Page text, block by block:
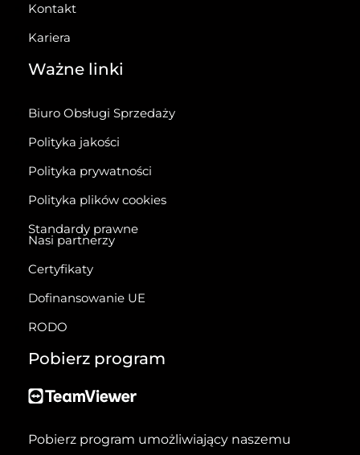
Kontakt
Kariera
Ważne linki
Biuro Obsługi Sprzedaży
Polityka jakości
Polityka prywatności
Polityka plików cookies
Standardy prawne
Nasi partnerzy
Certyfikaty
Dofinansowanie UE
RODO
Pobierz program
Pobierz program umożliwiający naszemu